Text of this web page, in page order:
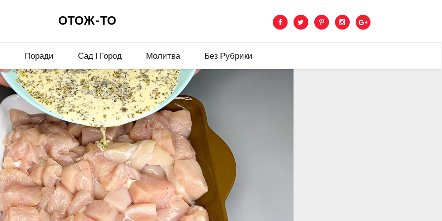
ОТОЖ-ТО
Поради Сад І Город Молитва Без Рубрики